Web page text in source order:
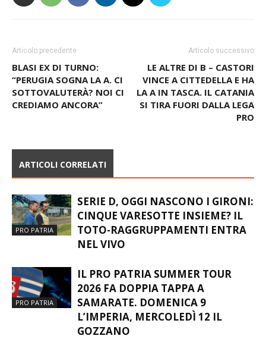
Articolo precedente
BLASI EX DI TURNO:
“PERUGIA SOGNA LA A. CI
SOTTOVALUTERÀ? NOI CI
CREDIAMO ANCORA”
Articolo successivo
LE ALTRE DI B – CASTORI
VINCE A CITTEDELLA E HA
LA A IN TASCA. IL CATANIA
SI TIRA FUORI DALLA LEGA
PRO
ARTICOLI CORRELATI
PRO PATRIA
SERIE D, OGGI NASCONO I GIRONI:
CINQUE VARESOTTE INSIEME? IL
TOTO-RAGGRUPPAMENTI ENTRA
NEL VIVO
PRO PATRIA
IL PRO PATRIA SUMMER TOUR
2026 FA DOPPIA TAPPA A
SAMARATE. DOMENICA 9
L’IMPERIA, MERCOLEDÌ 12 IL
GOZZANO